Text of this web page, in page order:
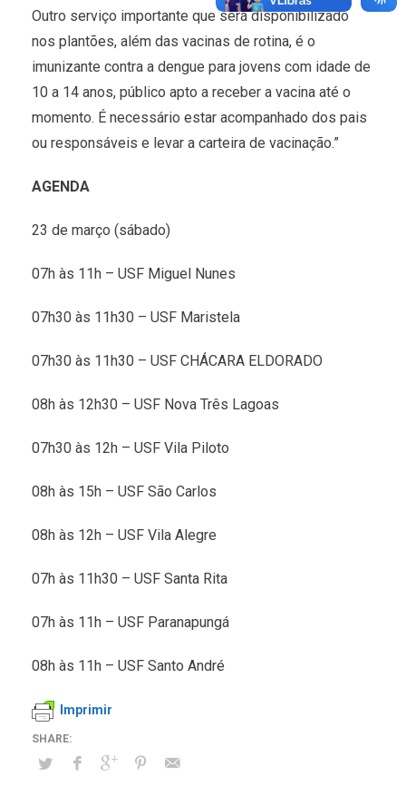
Outro serviço importante que será disponibilizado
nos plantões, além das vacinas de rotina, é o
imunizante contra a dengue para jovens com idade de
10 a 14 anos, público apto a receber a vacina até o
momento. É necessário estar acompanhado dos pais
ou responsáveis e levar a carteira de vacinação.”
AGENDA
23 de março (sábado)
07h às 11h – USF Miguel Nunes
07h30 às 11h30 – USF Maristela
07h30 às 11h30 – USF CHÁCARA ELDORADO
08h às 12h30 – USF Nova Três Lagoas
07h30 às 12h – USF Vila Piloto
08h às 15h – USF São Carlos
08h às 12h – USF Vila Alegre
07h às 11h30 – USF Santa Rita
07h às 11h – USF Paranapungá
08h às 11h – USF Santo André
Imprimir